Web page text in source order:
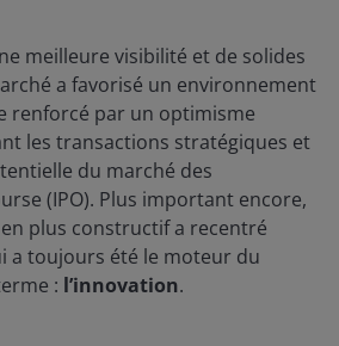
meilleure visibilité et de solides
a favorisé un environnement
renforcé par un optimisme
les transactions stratégiques et
du marché des
(IPO). Plus important encore,
plus constructif a recentré
a toujours été le moteur du
: l’innovation.